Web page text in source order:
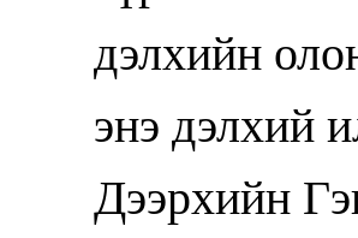
дэлхийн
энэ дэлхий
Дээрхийн